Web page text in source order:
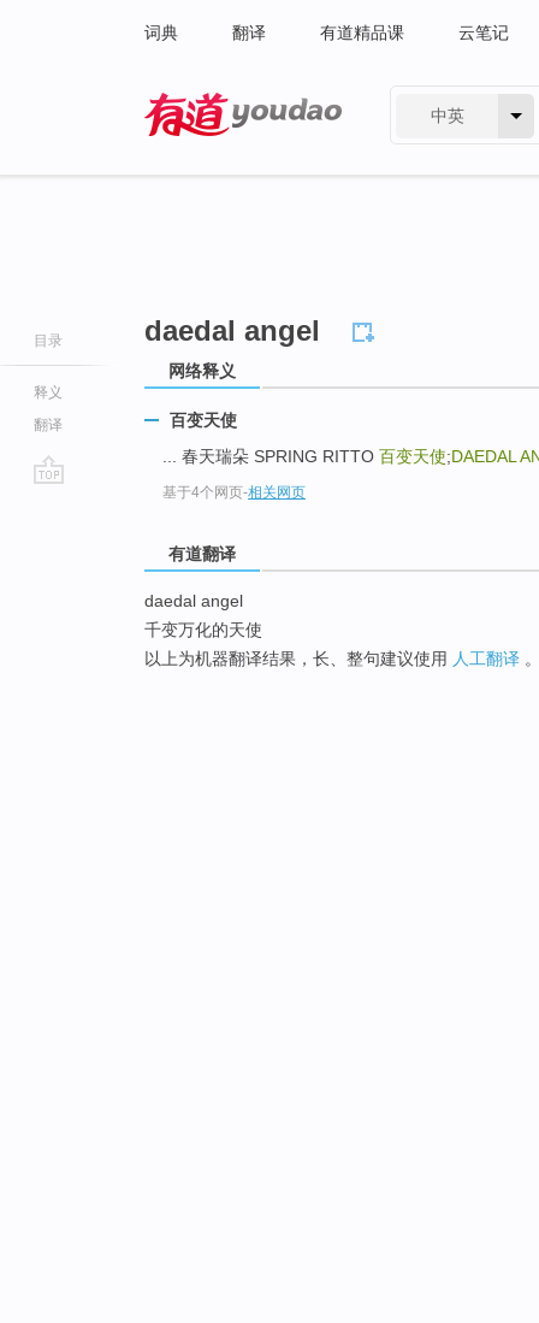
词典 翻译 有道精品课 云笔记
中英
目录
释义
翻译
daedal angel
网络释义
百变天使
... 春天瑞朵 SPRING RITTO 百变天使;DAEDAL
基于4个网页-相关网页
有道翻译
daedal angel
千变万化的天使
以上为机器翻译结果，长、整句建议使用 人工翻译